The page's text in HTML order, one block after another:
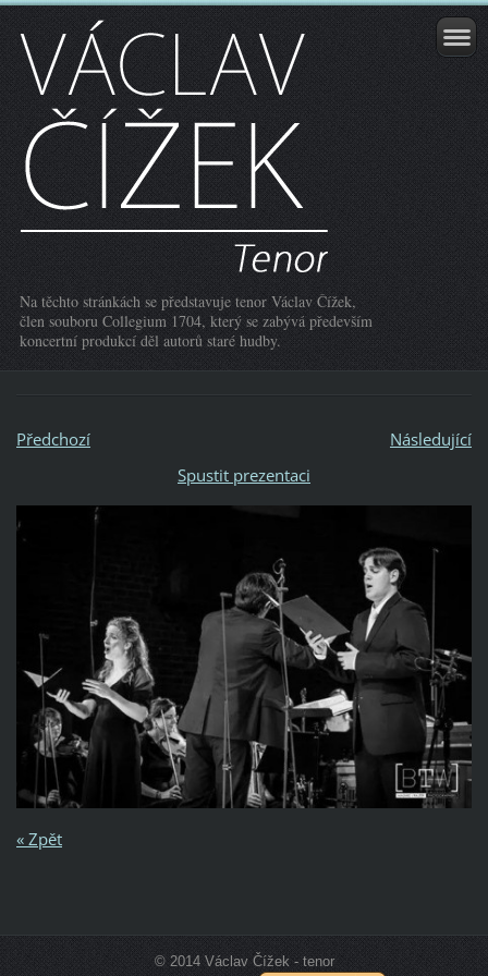
Na těchto stránkách se představuje tenor Václav Čížek,
člen souboru Collegium 1704, který se zabývá především
koncertní produkcí děl autorů staré hudby.
Předchozí
Následující
Spustit prezentaci
« Zpět
© 2014 Václav Čížek - tenor